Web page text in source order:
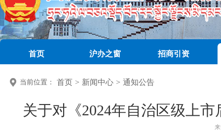
首页 沪办之窗 招商引资
当前位置： 首页 > 新闻中心 > 通知公告
关于对《2024年自治区级上